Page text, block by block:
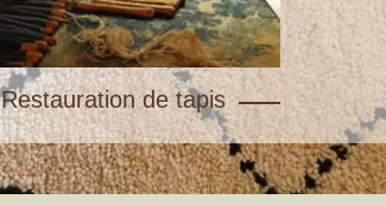
Restauration de tapis